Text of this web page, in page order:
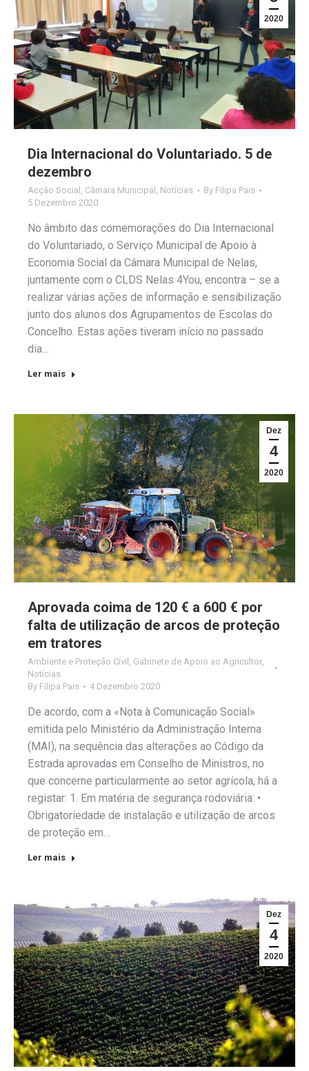
2020
Dia Internacional do Voluntariado. 5 de
dezembro
Acção Social Câmara Municipal Notícias By Filipa Pais
5 Dezembro 2020
No âmbito das comemorações do Dia Internacional
do Voluntariado, o Serviço Municipal de Apoio à
Economia Social da Câmara Municipal de Nelas,
juntamente com o CLDS Nelas 4You, encontra – se a
realizar várias ações de informação e sensibilização
junto dos alunos dos Agrupamentos de Escolas do
Concelho. Estas ações tiveram início no passado
dia…
Ler mais
Dez
4
2020
Aprovada coima de 120 € a 600 € por
falta de utilização de arcos de proteção
em tratores
Ambiente e Proteção Civil Gabinete de Apoio ao Agricultor
Notícias
By Filipa Pais 4 Dezembro 2020
De acordo, com a «Nota à Comunicação Social»
emitida pelo Ministério da Administração Interna
(MAI), na sequência das alterações ao Código da
Estrada aprovadas em Conselho de Ministros, no
que concerne particularmente ao setor agrícola, há a
registar: 1. Em matéria de segurança rodoviária: •
Obrigatoriedade de instalação e utilização de arcos
de proteção em…
Ler mais
Dez
4
2020